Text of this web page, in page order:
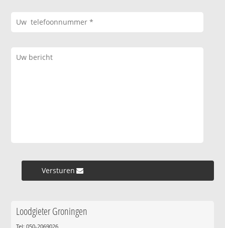
Versturen »
Loodgieter Groningen
Tel: 050-2069026